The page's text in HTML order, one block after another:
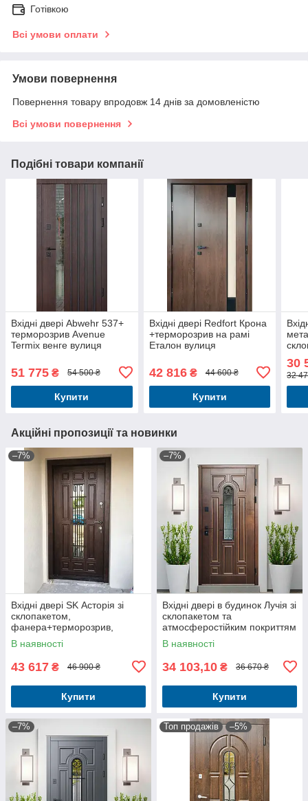
Готівкою
Всі умови оплати
Умови повернення
Повернення товару впродовж 14 днів за домовленістю
Всі умови повернення
Подібні товари компанії
Вхідні двері Abwehr 537+
терморозрив Avenue
Termix венге вулиця
51 775 ₴ 54 500 ₴
Купити
Вхідні двері Redfort Крона
+терморозрив на рамі
Еталон вулиця
42 816₴ 44 600 ₴
Купити
30
32
Акційні пропозиції та новинки
–7%
Вхідні двері SK Асторія зі
склопакетом,
фанера+терморозрив,
вуличні комплектація Аляска
В наявності
43 617 ₴ 46 900 ₴
Купити
–7%
Вхідні двері в будинок Лучія зі
склопакетом та
атмосферостійким покриттям
ArWood
В наявності
34 103,10 ₴ 36 670 ₴
Купити
–7% Топ продажів –5%